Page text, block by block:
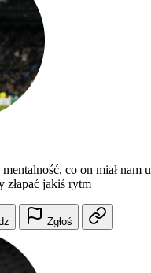
co on miał nam
złapać jakiś rytm
Zgłoś